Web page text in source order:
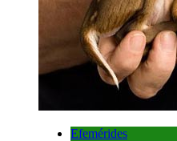
Efemérides